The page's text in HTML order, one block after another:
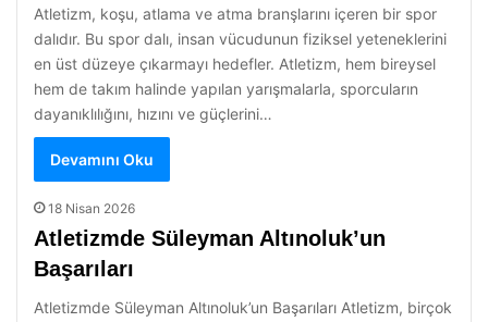
Atletizm, koşu, atlama ve atma branşlarını içeren bir spor
dalıdır. Bu spor dalı, insan vücudunun fiziksel yeteneklerini
en üst düzeye çıkarmayı hedefler. Atletizm, hem bireysel
hem de takım halinde yapılan yarışmalarla, sporcuların
dayanıklılığını, hızını ve güçlerini…
Devamını Oku
18 Nisan 2026
Atletizmde Süleyman Altınoluk’un
Başarıları
Atletizmde Süleyman Altınoluk’un Başarıları Atletizm, birçok